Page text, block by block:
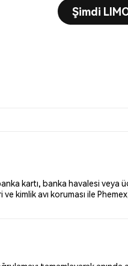
Şimdi
kartı, banka havalesi veya
kimlik avı koruması ile